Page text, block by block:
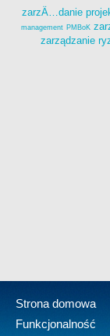
zarzÄ…danie
management PMBoK
zarządzanie
Strona domowa
Funkcjonalność